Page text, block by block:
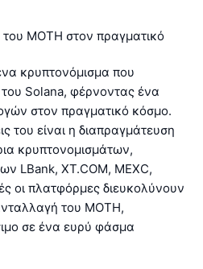
του MOTH στον πραγματικό
κρυπτονόμισμα που
Solana, φέρνοντας ένα
στον πραγματικό κόσμο.
του είναι η διαπραγμάτευση
κρυπτονομισμάτων,
LBank, XT.COM, MEXC,
οι πλατφόρμες διευκολύνουν
του MOTH,
σε ένα ευρύ φάσμα